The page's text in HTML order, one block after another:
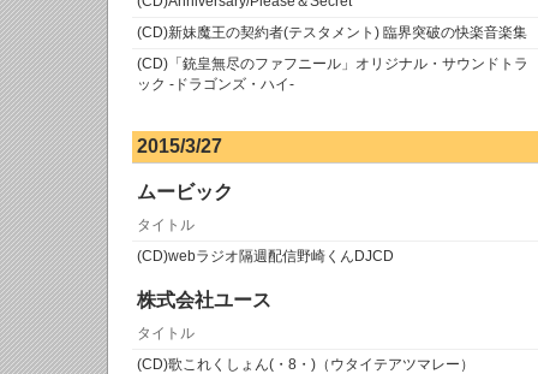
(CD)新妹魔王の契約者(テスタメント) 臨界突破の快楽音楽集
(CD)「銃皇無尽のファフニール」オリジナル・サウンドトラ
ック -ドラゴンズ・ハイ-
2015/3/27
ムービック
タイトル
(CD)webラジオ隔週配信野崎くんDJCD
株式会社ユース
タイトル
(CD)歌これくしょん(・8・)（ウタイテアツマレー）